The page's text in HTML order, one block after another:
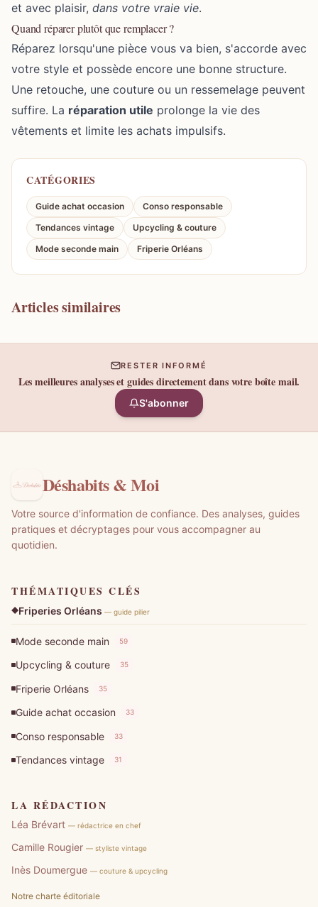
et avec plaisir, dans votre vraie vie.
Quand réparer plutôt que remplacer ?
Réparez lorsqu'une pièce vous va bien, s'accorde avec
votre style et possède encore une bonne structure.
Une retouche, une couture ou un ressemelage peuvent
suffire. La réparation utile prolonge la vie des
vêtements et limite les achats impulsifs.
CATÉGORIES
Guide achat occasion
Conso responsable
Tendances vintage
Upcycling & couture
Mode seconde main
Friperie Orléans
Articles similaires
RESTER INFORMÉ
Les meilleures analyses et guides directement dans votre boîte mail.
S'abonner
Déshabits & Moi
Votre source d'information de confiance. Des analyses, guides
pratiques et décryptages pour vous accompagner au
quotidien.
THÉMATIQUES CLÉS
Friperies Orléans — guide pilier
Mode seconde main 59
Upcycling & couture 35
Friperie Orléans 35
Guide achat occasion 33
Conso responsable 33
Tendances vintage 31
LA RÉDACTION
Léa Brévart — rédactrice en chef
Camille Rougier — styliste vintage
Inès Doumergue — couture & upcycling
Notre charte éditoriale